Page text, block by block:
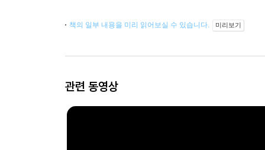
책의 일부 내용을 미리 읽어보실 수 있습니다. 미리보기
관련 동영상